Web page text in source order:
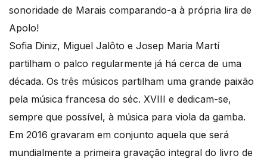
sonoridade de Marais comparando-a à própria lira de
Apolo!
Sofia Diniz, Miguel Jalôto e Josep Maria Martí
partilham o palco regularmente já há cerca de uma
década. Os três músicos partilham uma grande paixão
pela música francesa do séc. XVIII e dedicam-se,
sempre que possível, à música para viola da gamba.
Em 2016 gravaram em conjunto aquela que será
mundialmente a primeira gravação integral do livro de